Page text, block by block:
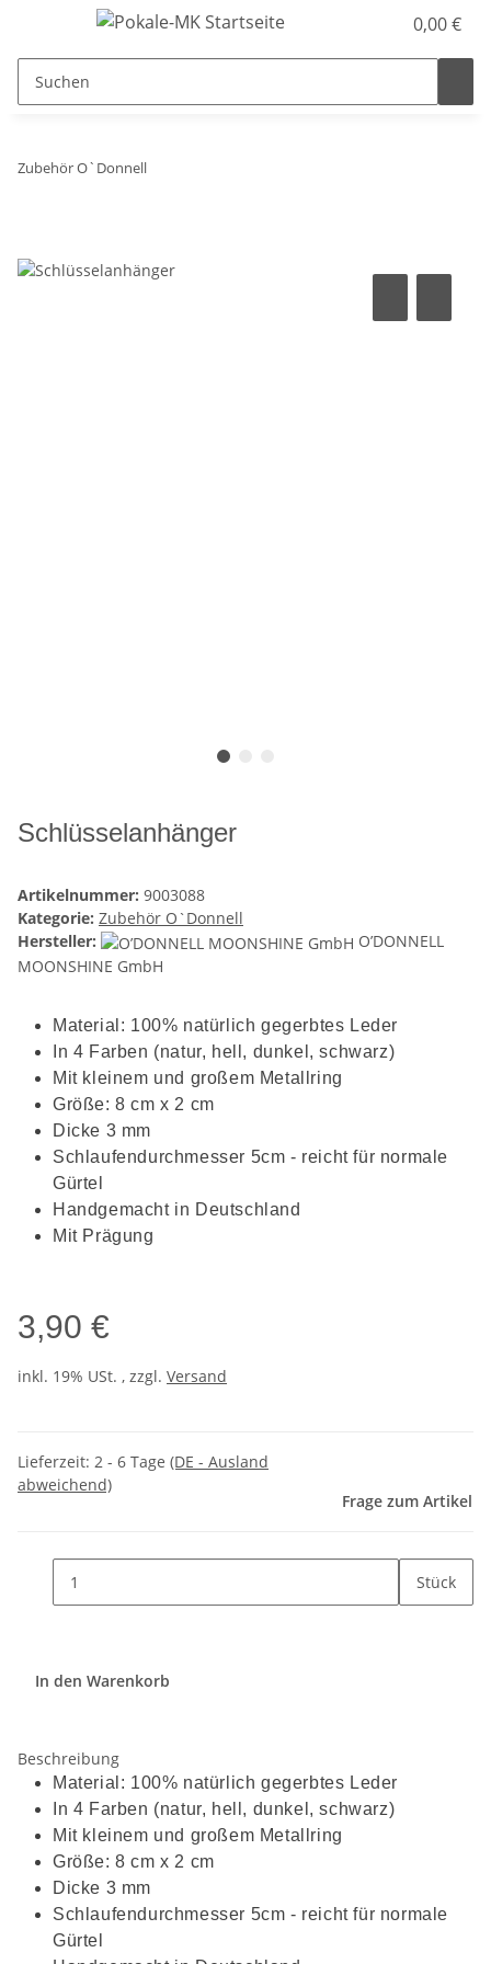
0,00 €
Zubehör O`Donnell
Schlüsselanhänger
Artikelnummer: 9003088
Kategorie: Zubehör O`Donnell
Hersteller:
O’DONNELL
MOONSHINE GmbH
Material: 100% natürlich gegerbtes Leder
In 4 Farben (natur, hell, dunkel, schwarz)
Mit kleinem und großem Metallring
Größe: 8 cm x 2 cm
Dicke 3 mm
Schlaufendurchmesser 5cm - reicht für normale
Gürtel
Handgemacht in Deutschland
Mit Prägung
3,90 €
inkl. 19% USt. , zzgl. Versand
Lieferzeit: 2 - 6 Tage (DE - Ausland
abweichend)
Frage zum Artikel
Stück
In den Warenkorb
Beschreibung
Material: 100% natürlich gegerbtes Leder
In 4 Farben (natur, hell, dunkel, schwarz)
Mit kleinem und großem Metallring
Größe: 8 cm x 2 cm
Dicke 3 mm
Schlaufendurchmesser 5cm - reicht für normale
Gürtel